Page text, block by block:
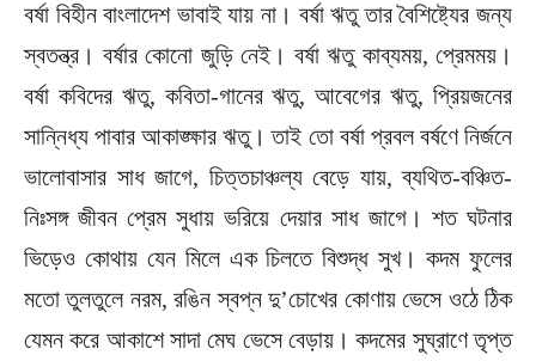
বর্ষা বিহীন বাংলাদেশ ভাবাই যায় না। বর্ষা ঋতু তার বৈশিষ্ট্যের জন্য
স্বতন্ত্র। বর্ষার কোনো জুড়ি নেই। বর্ষা ঋতু কাব্যময়, প্রেমময়।
বর্ষা কবিদের ঋতু, কবিতা-গানের ঋতু, আবেগের ঋতু, প্রিয়জনের
সান্নিধ্য পাবার আকাঙ্ক্ষার ঋতু। তাই তো বর্ষা প্রবল বর্ষণে নির্জনে
ভালোবাসার সাধ জাগে, চিত্তচাঞ্চল্য বেড়ে যায়, ব্যথিত-বঞ্চিত-
নিঃসঙ্গ জীবন প্রেম সুধায় ভরিয়ে দেয়ার সাধ জাগে। শত ঘটনার
ভিড়েও কোথায় যেন মিলে এক চিলতে বিশুদ্ধ সুখ। কদম ফুলের
মতো তুলতুলে নরম, রঙিন স্বপ্ন দু’চোখের কোণায় ভেসে ওঠে ঠিক
যেমন করে আকাশে সাদা মেঘ ভেসে বেড়ায়। কদমের সুঘ্রাণে তৃপ্ত